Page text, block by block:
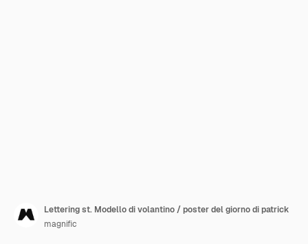
Lettering st. Modello di volantino / poster del giorno di patrick
magnific